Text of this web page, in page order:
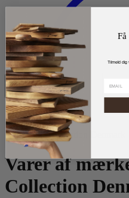
0
Forside
Mærker
Villa Collection Denmark
Varer af
Collection
Få
Tilmeld dig